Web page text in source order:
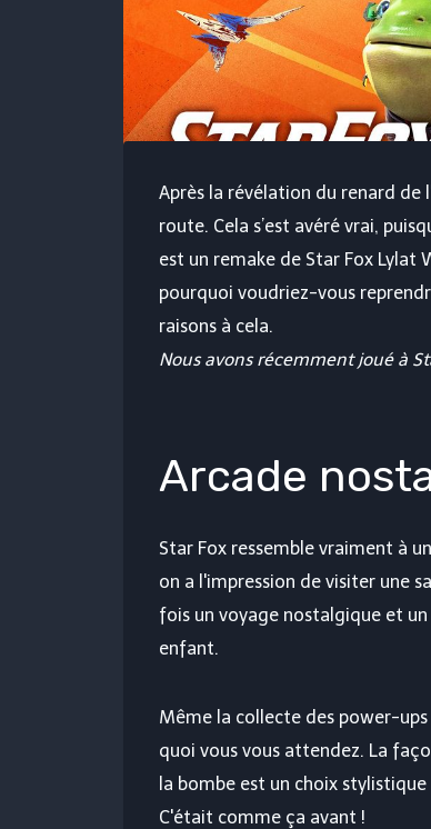
Après la révélation du renard de
route. Cela s’est avéré vrai,
est un remake de Star Fox Lylat
pourquoi voudriez-vous
raisons à cela.
Nous avons récemment joué à
Arcade
Star Fox ressemble vraiment à
on a l'impression de visiter une
fois un voyage nostalgique et
enfant.
Même la collecte des power-
quoi vous vous attendez. La
la bombe est un choix
C'était comme ça avant !